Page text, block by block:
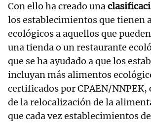
Con ello ha creado una
los establecimientos que tienen
ecológicos a aquellos que
una tienda o un restaurante
que se ha ayudado a que los
incluyan más alimentos
certificados por CPAEN/NNPEK,
de la relocalización de la
que cada vez establecimientos